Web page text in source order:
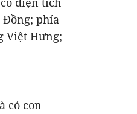
Đồng; phía
Việt Hưng;
có con